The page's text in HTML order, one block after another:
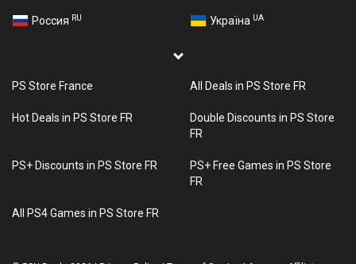
Россия RU Україна UA
PS Store France All Deals in PS Store FR
Hot Deals in PS Store FR
Double Discounts in PS Store
FR
PS+ Discounts in PS Store FR
PS+ Free Games in PS Store
FR
All PS4 Games in PS Store FR